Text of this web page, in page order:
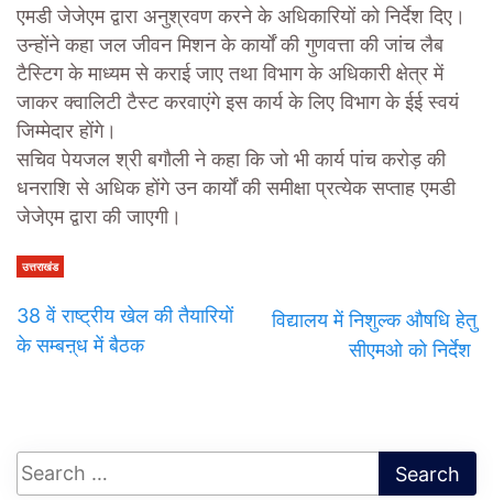
एमडी जेजेएम द्वारा अनुश्रवण करने के अधिकारियों को निर्देश दिए।
उन्होंने कहा जल जीवन मिशन के कार्यों की गुणवत्ता की जांच लैब
टैस्टिग के माध्यम से कराई जाए तथा विभाग के अधिकारी क्षेत्र में
जाकर क्वालिटी टैस्ट करवाएंगे इस कार्य के लिए विभाग के ईई स्वयं
जिम्मेदार होंगे।
सचिव पेयजल श्री बगौली ने कहा कि जो भी कार्य पांच करोड़ की
धनराशि से अधिक होंगे उन कार्यों की समीक्षा प्रत्येक सप्ताह एमडी
जेजेएम द्वारा की जाएगी।
उत्तराखंड
38 वें राष्ट्रीय खेल की तैयारियों
के सम्बऩ्ध में बैठक
विद्यालय में निशुल्क औषधि हेतु
सीएमओ को निर्देश